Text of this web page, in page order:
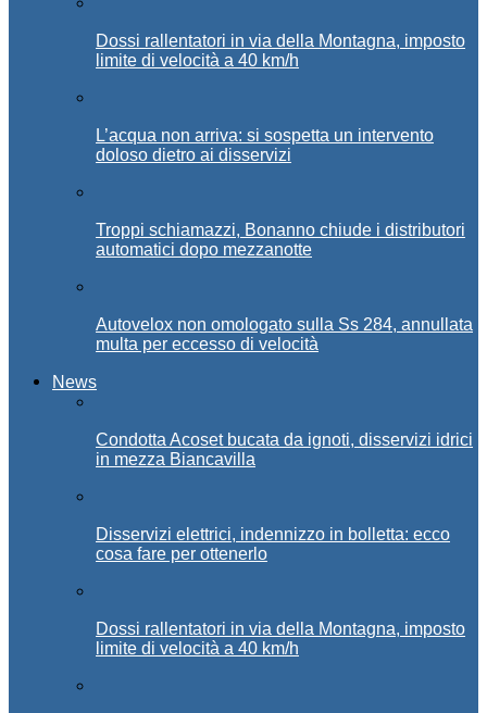
Dossi rallentatori in via della Montagna, imposto
limite di velocità a 40 km/h
L’acqua non arriva: si sospetta un intervento
doloso dietro ai disservizi
Troppi schiamazzi, Bonanno chiude i distributori
automatici dopo mezzanotte
Autovelox non omologato sulla Ss 284, annullata
multa per eccesso di velocità
News
Condotta Acoset bucata da ignoti, disservizi idrici
in mezza Biancavilla
Disservizi elettrici, indennizzo in bolletta: ecco
cosa fare per ottenerlo
Dossi rallentatori in via della Montagna, imposto
limite di velocità a 40 km/h